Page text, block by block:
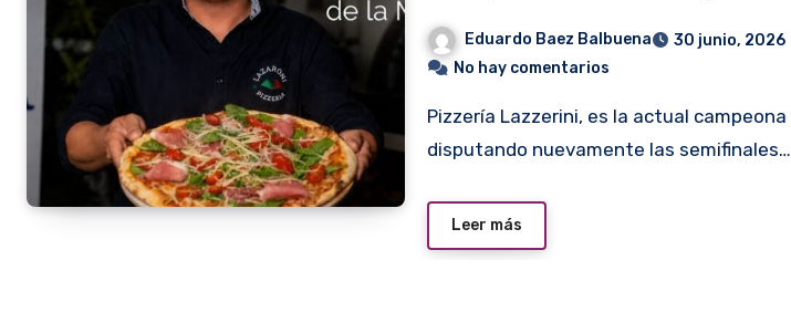
Eduardo Baez Balbuena
30 junio, 2026
No hay comentarios
Pizzería Lazzerini, es la actual campeona de la pizza, y está
disputando nuevamente las semifinales…
Leer más